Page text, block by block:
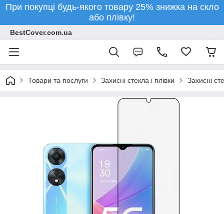
При покупці будь-якого товару 25% знижка на скло
або плівку!
BestCover.com.ua
Товари та послуги Захисні стекла і плівки Захисні